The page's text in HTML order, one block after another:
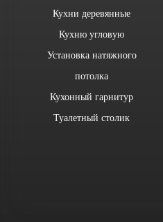
Кухни деревянные
Кухню угловую
Установка натяжного
потолка
Кухонный гарнитур
Туалетный столик